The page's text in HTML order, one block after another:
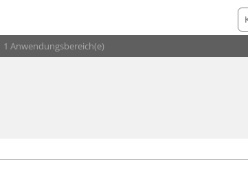
1 Anwendungsbereich(e)